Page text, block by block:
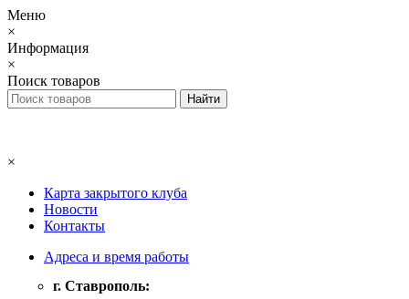
Меню
×
Информация
×
Поиск товаров
×
Карта закрытого клуба
Новости
Контакты
Адреса и время работы
г. Ставрополь: